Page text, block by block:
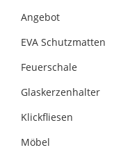
Angebot
EVA Schutzmatten
Feuerschale
Glaskerzenhalter
Klickfliesen
Möbel